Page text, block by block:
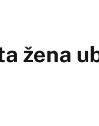
žena